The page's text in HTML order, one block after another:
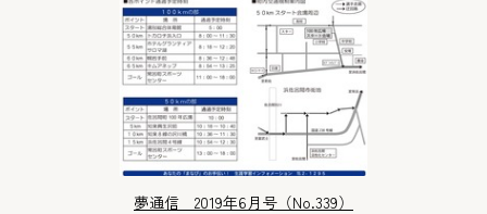
夢通信 2019年6月号（No.339）